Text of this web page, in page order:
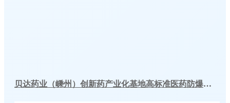
贝达药业（嵊州）创新药产业化基地高标准医药防爆冷库建造工程案例